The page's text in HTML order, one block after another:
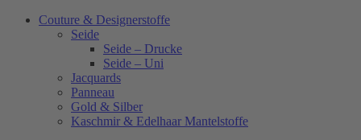
Couture & Designerstoffe
Seide
Seide – Drucke
Seide – Uni
Jacquards
Panneau
Gold & Silber
Kaschmir & Edelhaar Mantelstoffe